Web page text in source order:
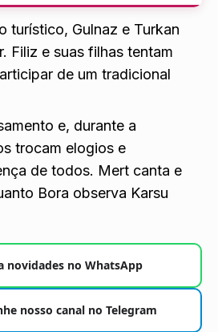
turístico, Gulnaz e Turkan
Filiz e suas filhas tentam
de um tradicional
e, durante a
trocam elogios e
de todos. Mert canta e
Bora observa Karsu
novidades no WhatsApp
nosso canal no Telegram